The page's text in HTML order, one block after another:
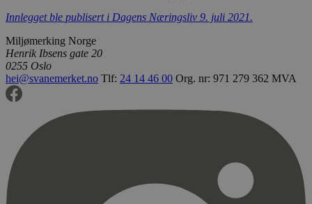
Innlegget ble publisert i Dagens Næringsliv 9. juli 2021.
Miljømerking Norge
Henrik Ibsens gate 20
0255 Oslo
hei@svanemerket.no Tlf: 24 14 46 00 Org. nr: 971 279 362 MVA